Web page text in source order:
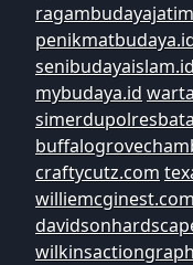
senibudayaislam.id
mybudaya.id
craftycutz.com
williemcginest.com